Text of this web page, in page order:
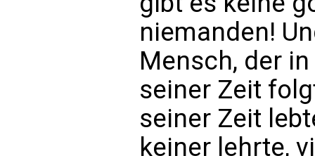
niemanden!
Mensch, der
seiner Zeit
seiner Zeit
keiner lehrte,